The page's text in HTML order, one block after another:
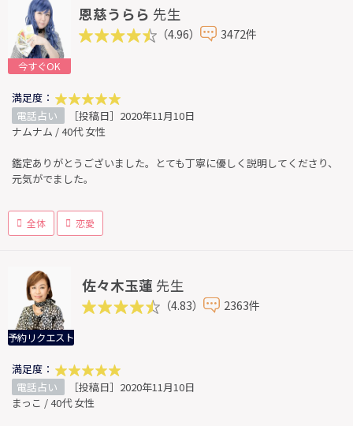
今すぐOK
恩慈うらら 先生
（4.96） 3472件
満足度：
電話占い
［投稿日］2020年11月10日
ナムナム / 40代 女性
鑑定ありがとうございました。とても丁寧に優しく説明してくださり、
元気がでました。
全体 恋愛
予約リクエスト
佐々木玉蓮 先生
（4.83） 2363件
満足度：
電話占い
［投稿日］2020年11月10日
まっこ / 40代 女性